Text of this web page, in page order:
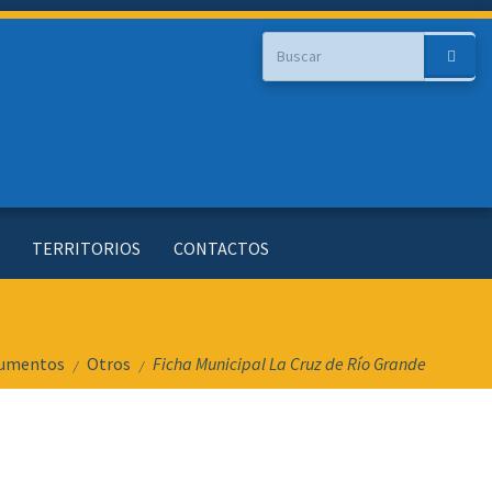
Buscar
TERRITORIOS CONTACTOS
/ Otros / Ficha Municipal La Cruz de Río Grande